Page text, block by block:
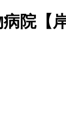
院【